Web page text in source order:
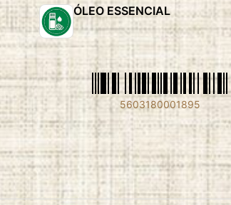
ÓLEO ESSENCIAL
5603180001895